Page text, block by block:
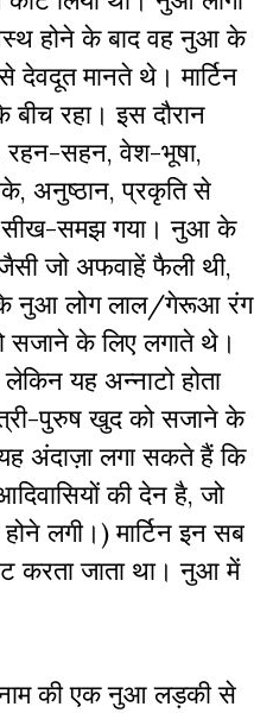
होने के बाद वह नुआ के
मानते थे। मार्टिन
रहा। इस दौरान
रहन-सहन, वेश-भूषा,
अनुष्ठान, प्रकृति से
समझ गया। नुआ के
जैसी जो अफवाहें फैली थी,
नुआ लोग लाल/गेरूआ रंग
सजाने के लिए लगाते थे।
यह अन्नाटो होता
पुरुष खुद को सजाने के
अंदाज़ा लगा सकते हैं कि
की देन है, जो
लगी।) मार्टिन इन सब
करता जाता था। नुआ में
नाम की एक नुआ लड़की से